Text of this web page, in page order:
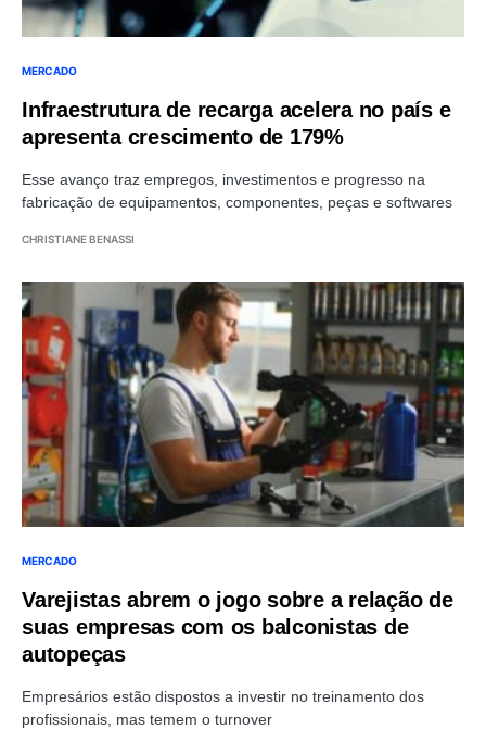
MERCADO
Infraestrutura de recarga acelera no país e
apresenta crescimento de 179%
Esse avanço traz empregos, investimentos e progresso na
fabricação de equipamentos, componentes, peças e softwares
CHRISTIANE BENASSI
MERCADO
Varejistas abrem o jogo sobre a relação de
suas empresas com os balconistas de
autopeças
Empresários estão dispostos a investir no treinamento dos
profissionais, mas temem o turnover